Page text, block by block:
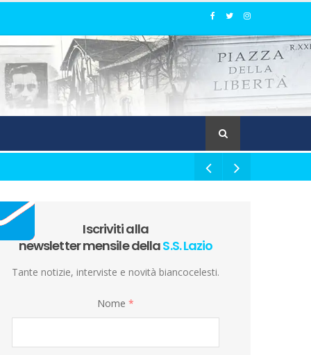
Iscriviti alla
newsletter mensile dellaS.S. Lazio
Tante notizie, interviste e novità biancocelesti.
Nome*